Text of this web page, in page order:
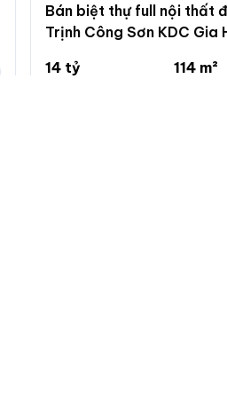
Bán biệt thự full nội thất
Trịnh Công Sơn KDC Gia
14 tỷ
114 m²